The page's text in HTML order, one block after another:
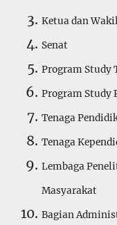
Ketua dan
Senat
Program Study
Program Study
Tenaga
Tenaga
Lembaga
Masyarakat
Bagian